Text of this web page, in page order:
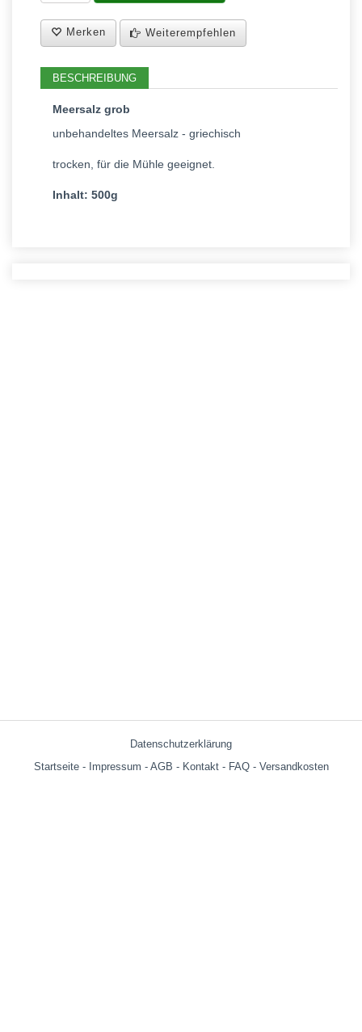
Merken Weiterempfehlen
BESCHREIBUNG
Meersalz grob
unbehandeltes Meersalz - griechisch
trocken, für die Mühle geeignet.
Inhalt: 500g
Datenschutzerklärung
Startseite- Impressum - AGB - Kontakt- FAQ- Versandkosten